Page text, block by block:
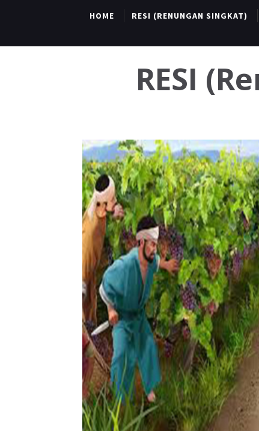
HOME RESI (RENUNGAN SINGKAT)
RESI